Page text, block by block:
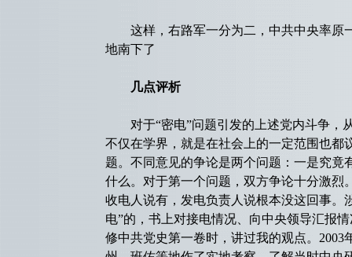
这样，右路军一分为二，中共中央率原
地南下了
几点评析
对于“密电”问题引发的上述党内斗争，
不仅在学界，就是在社会上的一定范围也都
题。不同意见的争论是两个问题：一是究竟
什么。对于第一个问题，双方争论十分激烈
收电人说有，发电负责人说根本没这回事。
电”的，书上对接电情况、向中央领导汇报
修中共党史第一卷时，讲过我的观点。